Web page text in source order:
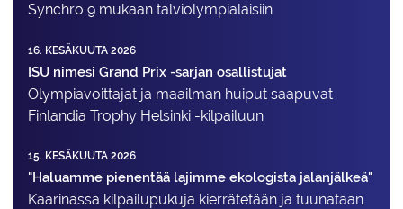
Synchro 9 mukaan talviolympialaisiin
16. KESÄKUUTA 2026
ISU nimesi Grand Prix -sarjan osallistujat
Olympiavoittajat ja maailman huiput saapuvat
Finlandia Trophy Helsinki -kilpailuun
15. KESÄKUUTA 2026
"Haluamme pienentää lajimme ekologista jalanjälkeä"
Kaarinassa kilpailupukuja kierrätetään ja tuunataan